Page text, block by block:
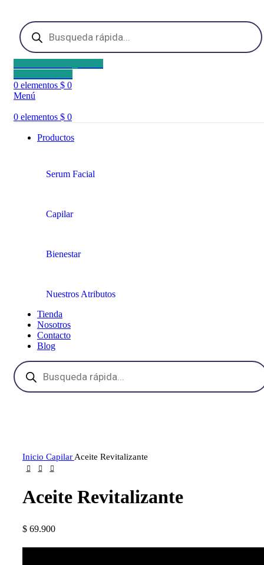
0 elementos $ 0
Menú
0 elementos $ 0
Productos
Serum Facial
Capilar
Bienestar
Nuestros Atributos
Tienda
Nosotros
Contacto
Blog
Inicio Capilar Aceite Revitalizante
Aceite Revitalizante
$ 69.900